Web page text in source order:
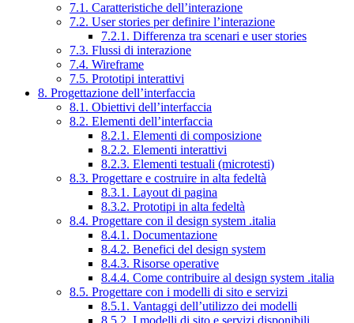
7.1. Caratteristiche dell’interazione
7.2. User stories per definire l’interazione
7.2.1. Differenza tra scenari e user stories
7.3. Flussi di interazione
7.4. Wireframe
7.5. Prototipi interattivi
8. Progettazione dell’interfaccia
8.1. Obiettivi dell’interfaccia
8.2. Elementi dell’interfaccia
8.2.1. Elementi di composizione
8.2.2. Elementi interattivi
8.2.3. Elementi testuali (microtesti)
8.3. Progettare e costruire in alta fedeltà
8.3.1. Layout di pagina
8.3.2. Prototipi in alta fedeltà
8.4. Progettare con il design system .italia
8.4.1. Documentazione
8.4.2. Benefici del design system
8.4.3. Risorse operative
8.4.4. Come contribuire al design system .italia
8.5. Progettare con i modelli di sito e servizi
8.5.1. Vantaggi dell’utilizzo dei modelli
8.5.2. I modelli di sito e servizi disponibili